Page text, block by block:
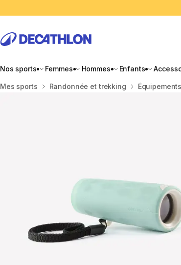
Nos sports Femmes Hommes Enfants
Accueil
Mes sports Randonnée et trekking